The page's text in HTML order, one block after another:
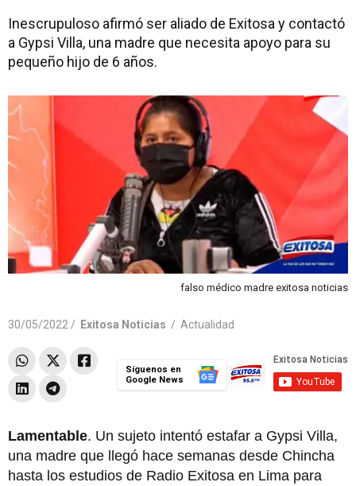
Inescrupuloso afirmó ser aliado de Exitosa y contactó
a Gypsi Villa, una madre que necesita apoyo para su
pequeño hijo de 6 años.
falso médico madre exitosa noticias
30/05/2022 / Exitosa Noticias / Actualidad
Síguenos en
Google News
Lamentable. Un sujeto intentó estafar a Gypsi Villa,
una madre que llegó hace semanas desde Chincha
hasta los estudios de Radio Exitosa en Lima para